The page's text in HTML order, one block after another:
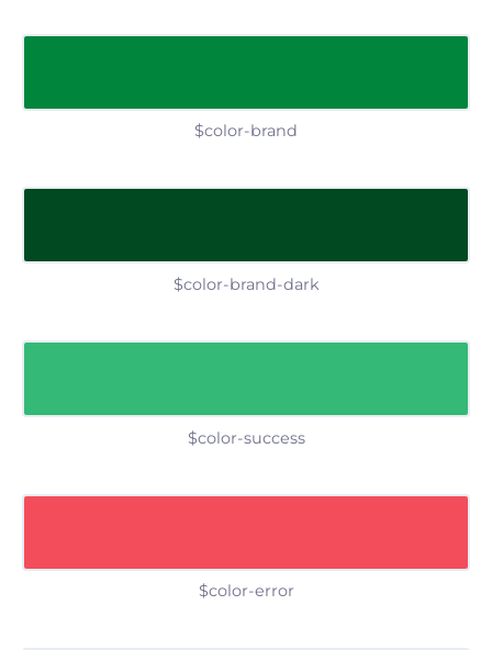
$color-brand
$color-brand-dark
$color-success
$color-error